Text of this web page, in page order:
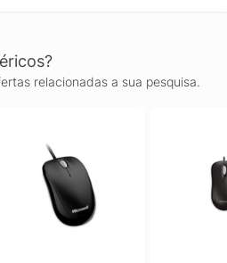
relacionadas a sua pesquisa.